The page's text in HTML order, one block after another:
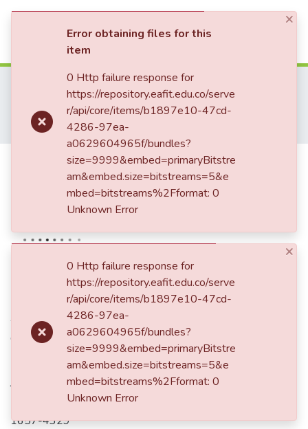
Communities & Collections
All of DSpace
Statistics
Revistas Académicas
Ecos de Economía: A Latin American Journal of Applied Economics
Ecos de Economía, Vol. 03, No. 09 (1999)
Desarrollo sostenible a nivel
empresarial para el valle de
15/07/1999
Authors
Osorio, Ana Rocio
Journal ISSN
2462-8107
1657-4329
×
Error obtaining files for this
item
0 Http failure response for
https://repository.eafit.edu.co/serve
r/api/core/items/b1897e10-47cd-
4286-97ea-
a0629604965f/bundles?
size=9999&embed=primaryBitstre
am&embed.size=bitstreams=5&e
mbed=bitstreams%2Fformat: 0
Unknown Error
×
0 Http failure response for
https://repository.eafit.edu.co/serve
r/api/core/items/b1897e10-47cd-
4286-97ea-
a0629604965f/bundles?
size=9999&embed=primaryBitstre
am&embed.size=bitstreams=5&e
mbed=bitstreams%2Fformat: 0
Unknown Error